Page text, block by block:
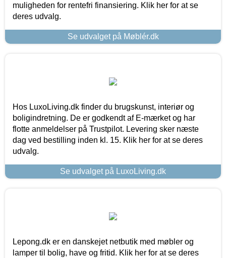
muligheden for rentefri finansiering. Klik her for at se
deres udvalg.
Se udvalget på Møblér.dk
Hos LuxoLiving.dk finder du brugskunst, interiør og
boligindretning. De er godkendt af E-mærket og har
flotte anmeldelser på Trustpilot. Levering sker næste
dag ved bestilling inden kl. 15. Klik her for at se deres
udvalg.
Se udvalget på LuxoLiving.dk
Lepong.dk er en danskejet netbutik med møbler og
lamper til bolig, have og fritid. Klik her for at se deres